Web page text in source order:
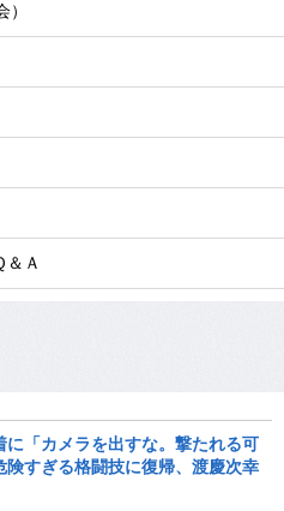
＆Ａ
に「カメラを出すな。撃たれる可
すぎる格闘技に復帰、渡慶次幸